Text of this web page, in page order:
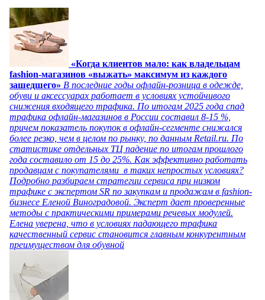
«Когда клиентов мало: как владельцам
fashion-магазинов «выжать» максимум из каждого
зашедшего» В последние годы офлайн-розница в одежде,
обуви и аксессуарах работает в условиях устойчивого
снижения входящего трафика. По итогам 2025 года спад
трафика офлайн-магазинов в России составил 8-15 %,
причем показатель покупок в офлайн-сегменте снижался
более резко, чем в целом по рынку, по данным Retail.ru. По
статистике отдельных ТЦ падение по итогам прошлого
года составило от 15 до 25%. Как эффективно работать
продавцам с покупателями в таких непростых условиях?
Подробно разбираем стратегии сервиса при низком
трафике с экспертом SR по закупкам и продажам в fashion-
бизнесе Еленой Виноградовой. Эксперт дает проверенные
методы с практическими примерами речевых модулей.
Елена уверена, что в условиях падающего трафика
качественный сервис становится главным конкурентным
преимуществом для обувной